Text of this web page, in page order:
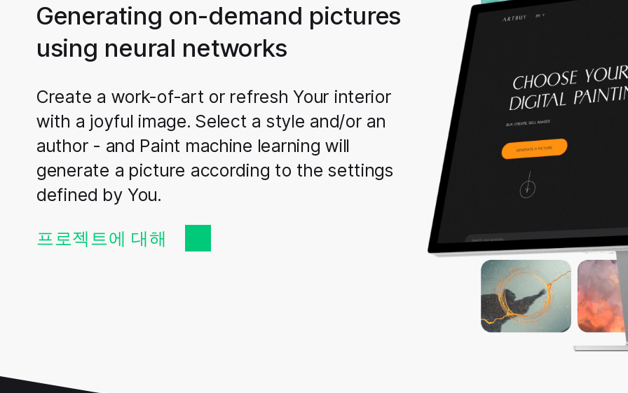
Generating on-demand pictures
using neural networks
Create a work-of-art or refresh Your interior
with a joyful image. Select a style and/or an
author - and Paint machine learning will
generate a picture according to the settings
defined by You.
프로젝트에 대해